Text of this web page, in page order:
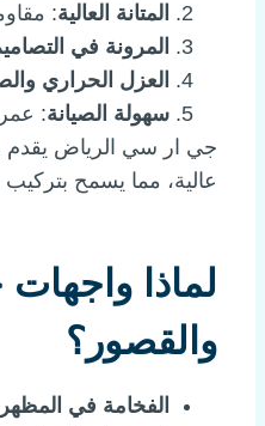
المتانة العالية:
المرونة في
العزل الحراري
سهولة الصيانة:
جي ار سي الرياض يقدم
عالية، مما يسمح
لماذا
والقصور؟
الفخامة في المظهر